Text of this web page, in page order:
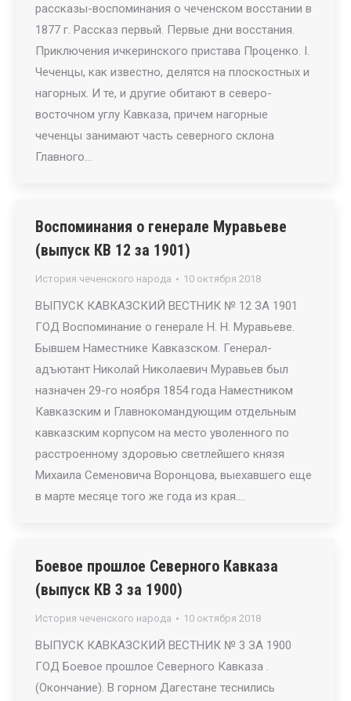
рассказы-воспоминания о чеченском восстании в
1877 г. Рассказ первый. Первые дни восстания.
Приключения ичкеринского пристава Проценко. I.
Чеченцы, как известно, делятся на плоскостных и
нагорных. И те, и другие обитают в северо-
восточном углу Кавказа, причем нагорные
чеченцы занимают часть северного склона
Главного…
Воспоминания о генерале Муравьеве
(выпуск КВ 12 за 1901)
История чеченского народа 10 октября 2018
ВЫПУСК КАВКАЗСКИЙ ВЕСТНИК № 12 ЗА 1901
ГОД Воспоминание о генерале Н. Н. Муравьеве.
Бывшем Наместнике Кавказском. Генерал-
адъютант Николай Николаевич Муравьев был
назначен 29-го ноября 1854 года Наместником
Кавказским и Главнокомандующим отдельным
кавказским корпусом на место уволенного по
расстроенному здоровью светлейшего князя
Михаила Семеновича Воронцова, выехавшего еще
в марте месяце того же года из края.…
Боевое прошлое Северного Кавказа
(выпуск КВ 3 за 1900)
История чеченского народа 10 октября 2018
ВЫПУСК КАВКАЗСКИЙ ВЕСТНИК № 3 ЗА 1900
ГОД Боевое прошлое Северного Кавказа .
(Окончание). В горном Дагестане теснились